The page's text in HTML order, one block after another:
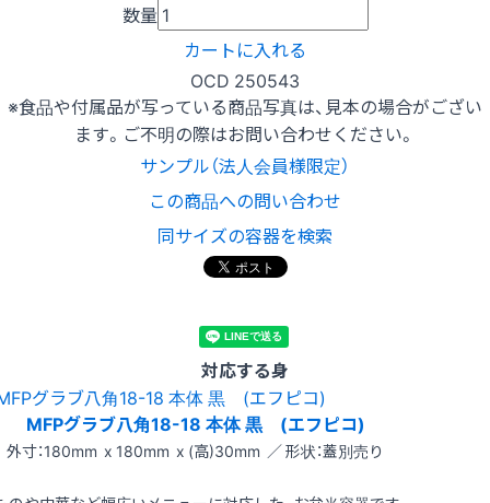
数量
カートに入れる
OCD 250543
※食品や付属品が写っている商品写真は、見本の場合がござい
ます。ご不明の際はお問い合わせください。
サンプル（法人会員様限定）
この商品への問い合わせ
同サイズの容器を検索
対応する身
MFPグラブ八角18-18 本体 黒 (エフピコ)
外寸：180mm x 180mm x (高)30mm ／ 形状：蓋別売り